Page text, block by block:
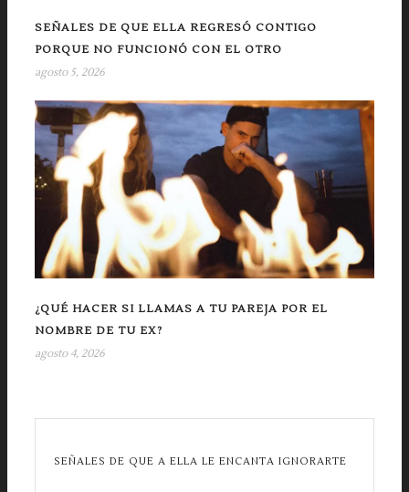
SEÑALES DE QUE ELLA REGRESÓ CONTIGO
PORQUE NO FUNCIONÓ CON EL OTRO
agosto 5, 2026
¿QUÉ HACER SI LLAMAS A TU PAREJA POR EL
NOMBRE DE TU EX?
agosto 4, 2026
SEÑALES DE QUE A ELLA LE ENCANTA IGNORARTE